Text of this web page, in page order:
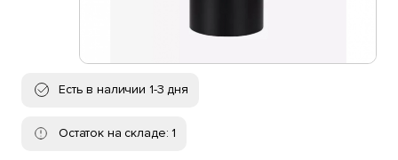
Есть в наличии 1-3 дня
Остаток на складе: 1